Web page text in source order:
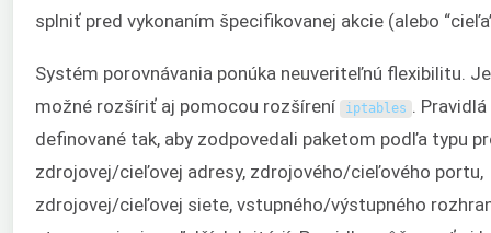
splniť pred vykonaním špecifikovanej akcie (alebo
Systém porovnávania ponúka neuveriteľnú flexibilitu.
možné rozšíriť aj pomocou rozšírení
iptables .
definované tak, aby zodpovedali paketom podľa typu
zdrojovej/cieľovej adresy, zdrojového/cieľového portu,
zdrojovej/cieľovej siete, vstupného/výstupného